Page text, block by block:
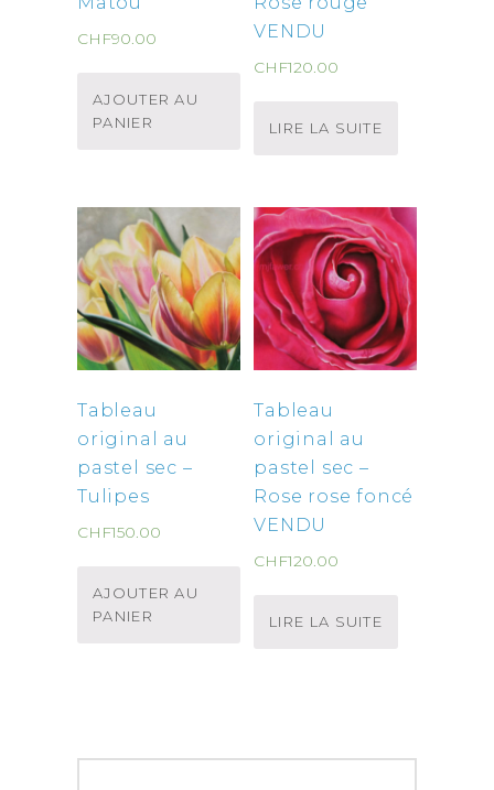
CHF90.00
AJOUTER AU
PANIER
VENDU
CHF120.00
LIRE LA SUITE
Tableau
original au
pastel sec –
Tulipes
CHF150.00
AJOUTER AU
PANIER
Tableau
original au
pastel sec –
Rose rose foncé
VENDU
CHF120.00
LIRE LA SUITE